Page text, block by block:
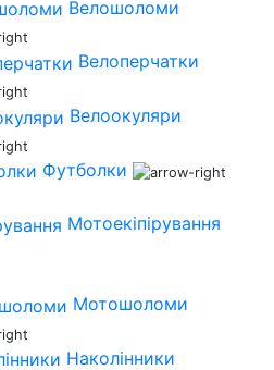
Велошоломи
Велоперчатки
Велоокуляри
Футболки
Мотоекіпірування
Мотошоломи
Наколінники